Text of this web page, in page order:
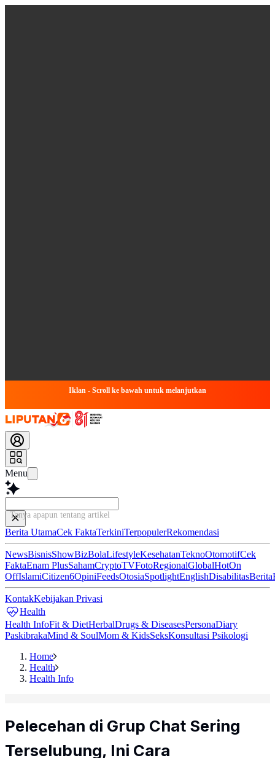
Iklan - Scroll ke bawah untuk melanjutkan
Menu
Tanya apapun tentang artikel ini...
Berita UtamaCek FaktaTerkiniTerpopulerRekomendasi
NewsBisnisShowBizBolaLifestyleKesehatanTeknoOtomotifCek
FaktaEnam PlusSahamCryptoTVFotoRegionalGlobalHotOn
OffIslamiCitizen6OpiniFeedsOtosiaSpotlightEnglishDisabilitasBerita
KontakKebijakan Privasi
Health
Health InfoFit & DietHerbalDrugs & DiseasesPersonaDiary
PaskibrakaMind & SoulMom & KidsSeksKonsultasi Psikologi
Home
Health
Health Info
Pelecehan di Grup Chat Sering
Terselubung, Ini Cara